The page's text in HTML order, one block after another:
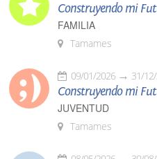
Construyendo mi
FAMILIA
Tamames
09/01/2026 31/
Construyendo mi
JUVENTUD
Tamames